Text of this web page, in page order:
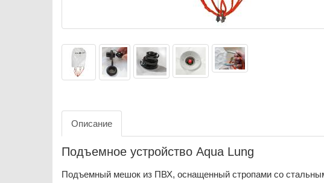
Описание
Подъемное устройство Aqua Lung
Подъемный мешок из ПВХ, оснащенный стропами со